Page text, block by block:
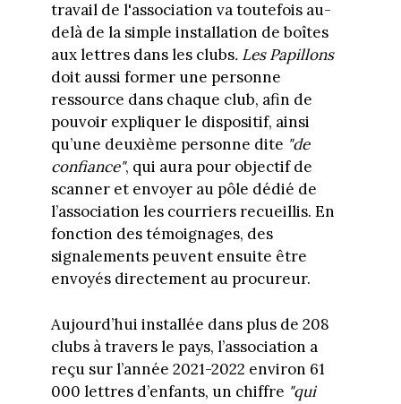
travail de l'association va toutefois au-
delà de la simple installation de boîtes
aux lettres dans les clubs. Les Papillons
doit aussi former une personne
ressource dans chaque club, afin de
pouvoir expliquer le dispositif, ainsi
qu’une deuxième personne dite "de
confiance", qui aura pour objectif de
scanner et envoyer au pôle dédié de
l’association les courriers recueillis. En
fonction des témoignages, des
signalements peuvent ensuite être
envoyés directement au procureur.
Aujourd’hui installée dans plus de 208
clubs à travers le pays, l’association a
reçu sur l’année 2021-2022 environ 61
000 lettres d’enfants, un chiffre "qui